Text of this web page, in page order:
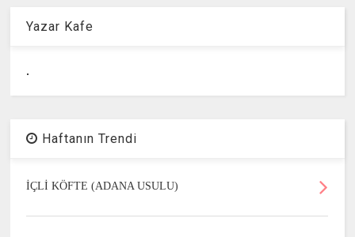
Yazar Kafe
.
Haftanın Trendi
İÇLİ KÖFTE (ADANA USULU)